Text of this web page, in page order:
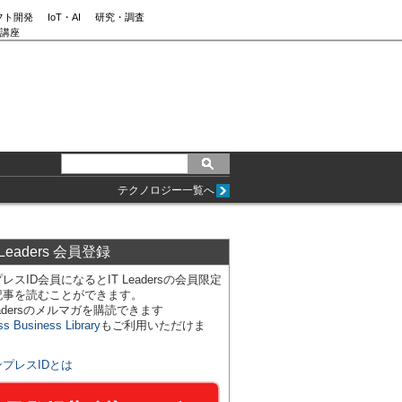
ト開発 IoT・AI
研究・調査
座
テクノロジー一覧へ
会員登録
スID会員になるとIT Leadersの会員限定
を読むことができます。
のメルマガを購読できます
Business Libraryもご利用いただけま
プレスIDとは